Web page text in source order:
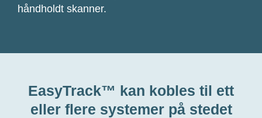
håndholdt skanner.
EasyTrack™ kan kobles til ett
eller flere systemer på stedet